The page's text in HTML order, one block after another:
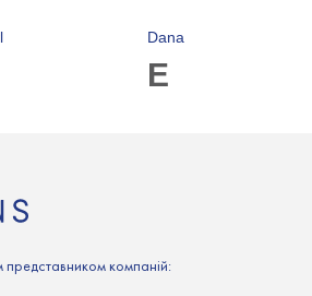
Dana
E
представником компаній: